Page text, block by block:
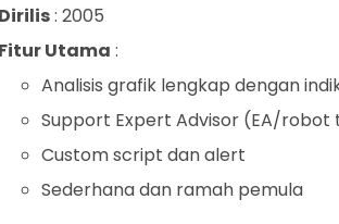
Dirilis: 2005
Fitur Utama :
Analisis grafik lengkap dengan
Support Expert Advisor (EA/robot
Custom script dan alert
Sederhana dan ramah pemula